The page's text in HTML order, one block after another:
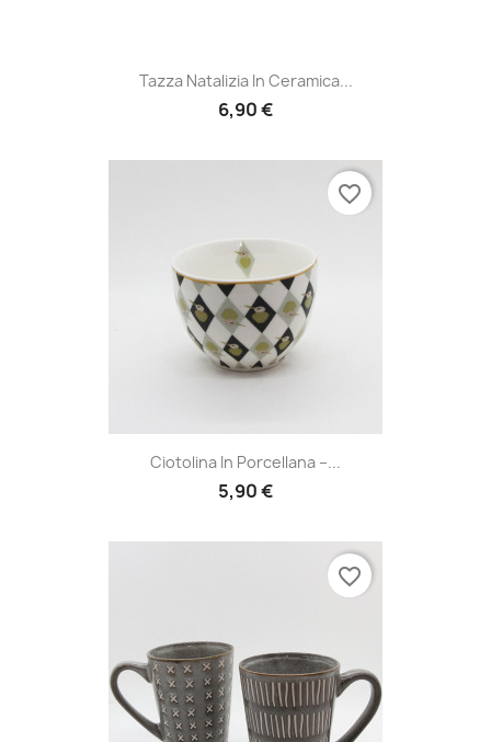
Tazza Natalizia In Ceramica...
6,90 €
Ciotolina In Porcellana –...
5,90 €
favorite_border
favorite_border